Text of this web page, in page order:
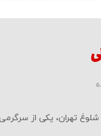
تهران، یکی از